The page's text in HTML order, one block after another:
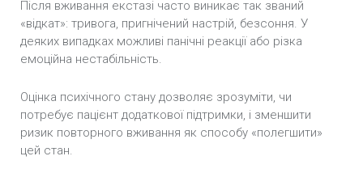
Після вживання екстазі часто виникає так званий
«відкат»: тривога, пригнічений настрій, безсоння. У
деяких випадках можливі панічні реакції або різка
емоційна нестабільність.
Оцінка психічного стану дозволяє зрозуміти, чи
потребує пацієнт додаткової підтримки, і зменшити
ризик повторного вживання як способу «полегшити»
цей стан.